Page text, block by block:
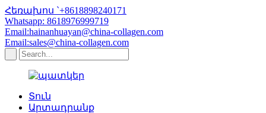
Հեռախոս `+8618898240171
Whatsapp: 8618976999719
Email:hainanhuayan@china-collagen.com
Email:sales@china-collagen.com
Տուն
Արտադրանք